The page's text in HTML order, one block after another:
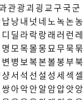
관광괴 굉 교 구국군
납낭내 넛 네 노 녹논농
디 딜 라락랑래 러 런 레
명 모 목몰몽 묘 무묵묶
변 병 보 복본볼봉부북
샹서 석 선 설 성 세 섹 셀
쌍아악안알암압앗앙